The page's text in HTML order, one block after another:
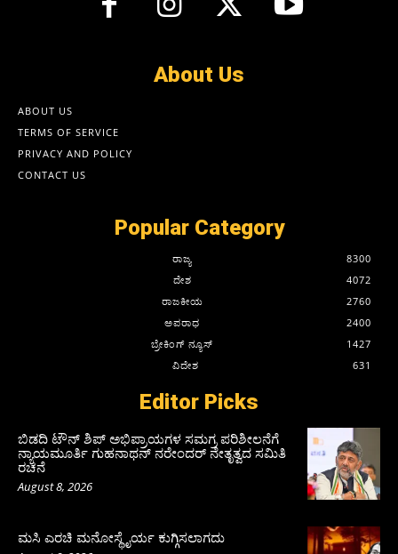
About Us
ABOUT US
TERMS OF SERVICE
PRIVACY AND POLICY
CONTACT US
Popular Category
ರಾಜ್ಯ
8300
ದೇಶ
4072
ರಾಜಕೀಯ
2760
ಅಪರಾಧ
2400
ಬ್ರೇಕಿಂಗ್ ನ್ಯೂಸ್
1427
ವಿದೇಶ
631
Editor Picks
ಬಿಡದಿ ಟೌನ್ ಶಿಪ್ ಅಭಿಪ್ರಾಯಗಳ ಸಮಗ್ರ ಪರಿಶೀಲನೆಗೆ
ನ್ಯಾಯಮೂರ್ತಿ ಗುಹನಾಥನ್ ನರೇಂದರ್ ನೇತೃತ್ವದ ಸಮಿತಿ
ರಚನೆ
August 8, 2026
ಮಸಿ ಎರಚಿ ಮನೋಸ್ಥೈರ್ಯ ಕುಗ್ಗಿಸಲಾಗದು